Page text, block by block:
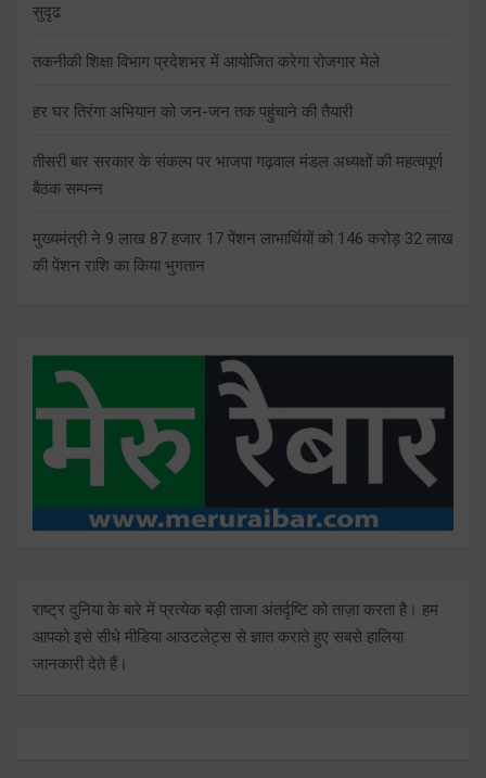
सुदृढ
तकनीकी शिक्षा विभाग प्रदेशभर में आयोजित करेगा रोजगार मेले
हर घर तिरंगा अभियान को जन-जन तक पहुंचाने की तैयारी
तीसरी बार सरकार के संकल्प पर भाजपा गढ़वाल मंडल अध्यक्षों की महत्वपूर्ण
बैठक सम्पन्न
मुख्यमंत्री ने 9 लाख 87 हजार 17 पेंशन लाभार्थियों को 146 करोड़ 32 लाख
की पेंशन राशि का किया भुगतान
राष्ट्र दुनिया के बारे में प्रत्येक बड़ी ताजा अंतर्दृष्टि को ताज़ा करता है। हम
आपको इसे सीधे मीडिया आउटलेट्स से ज्ञात कराते हुए सबसे हालिया
जानकारी देते हैं।